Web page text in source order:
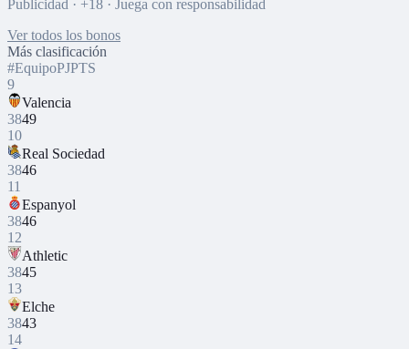
Publicidad · +18 · Juega con responsabilidad
Ver todos los bonos
Más clasificación
#EquipoPJPTS
9
Valencia
3849
10
Real Sociedad
3846
11
Espanyol
3846
12
Athletic
3845
13
Elche
3843
14